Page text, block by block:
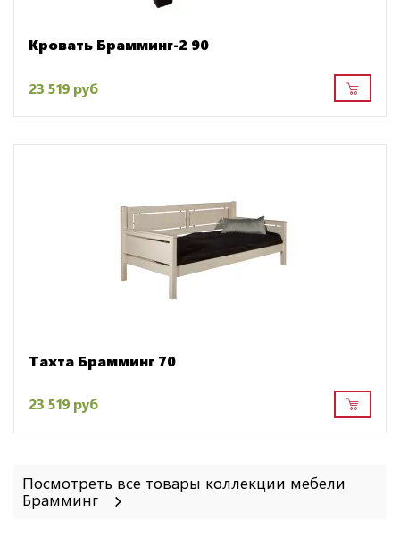
Кровать Брамминг-2 90
23 519 руб
Тахта Брамминг 70
23 519 руб
Посмотреть все товары коллекции мебели
Брамминг